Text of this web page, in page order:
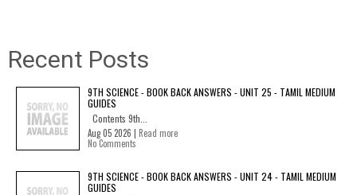
Recent Posts
9TH SCIENCE - BOOK BACK ANSWERS - UNIT 25 - TAMIL MEDIUM
GUIDES
Contents 9th...
Aug 05 2026 | Read more
No Comments
9TH SCIENCE - BOOK BACK ANSWERS - UNIT 24 - TAMIL MEDIUM
GUIDES